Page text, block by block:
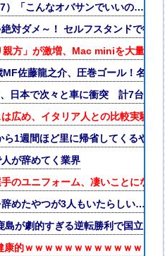
）「こんなオバサンでいいの…？」
対ダメ～！ セルフスタンドで後
方」が激増、Mac miniを大量購
佐藤龍之介、圧巻ゴール！名門
、日本で次々と車に衝突 計7台巻
広め、イタリア人との比較実験で
ら1週間ほど里に帰省してくるや
が辞めてく業界
手のユニフォーム、凄いことになる
辞めたやつが3人もいたらしい…
島が劇的すぎる逆転勝利で国立で
康的ｗｗｗｗｗｗｗｗｗｗｗｗｗｗ